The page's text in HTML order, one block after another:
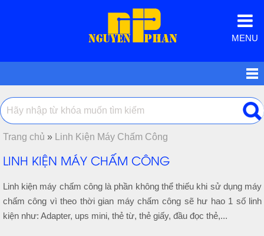
MENU
Trang chủ » Linh Kiện Máy Chấm Công
LINH KIỆN MÁY CHẤM CÔNG
Linh kiện máy chấm công là phần không thể thiếu khi sử dụng máy
chấm công vì theo thời gian máy chấm công sẽ hư hao 1 số linh
kiện như: Adapter, ups mini, thẻ từ, thẻ giấy, đầu đọc thẻ,...